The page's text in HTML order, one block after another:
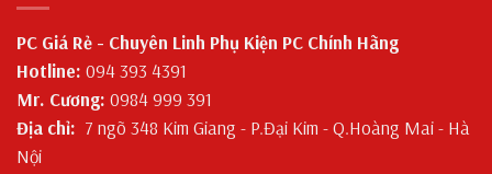
PC Giá Rẻ - Chuyên Linh Phụ Kiện PC Chính Hãng
Hotline: 094 393 4391
Mr. Cương: 0984 999 391
Địa chỉ: 7 ngõ 348 Kim Giang - P.Đại Kim - Q.Hoàng Mai - Hà
Nội